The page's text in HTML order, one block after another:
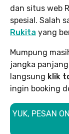
dan situs web
spesial. Salah
Rukita yang
Mumpung
jangka
langsung klik
ingin booking
YUK, PESAN